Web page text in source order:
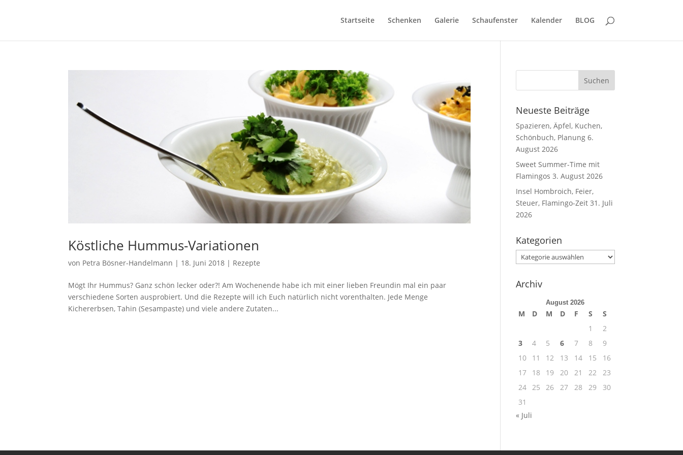
Startseite Schenken Galerie Schaufenster Kalender BLOG
Köstliche Hummus-Variationen
von Petra Bösner-Handelmann | 18. Juni 2018 | Rezepte
Mögt Ihr Hummus? Ganz schön lecker oder?! Am Wochenende habe ich mit einer lieben Freundin mal ein paar
verschiedene Sorten ausprobiert. Und die Rezepte will ich Euch natürlich nicht vorenthalten. Jede Menge
Kichererbsen, Tahin (Sesampaste) und viele andere Zutaten...
Neueste Beiträge
Spazieren, Äpfel, Kuchen,
Schönbuch, Planung 6.
August 2026
Sweet Summer-Time mit
Flamingos 3. August 2026
Insel Hombroich, Feier,
Steuer, Flamingo-Zeit 31. Juli
2026
Kategorien
Kategorien
Archiv
August 2026
M D M D F S
S
1
2
3
4 5 6 7 8
9
10
11 12 13 14 15
16
17
18 19 20 21 22
23
24 25 26 27 28 29
30
31
« Juli